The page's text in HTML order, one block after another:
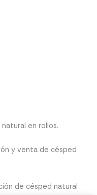
en rollos.
y venta de césped
de césped natural